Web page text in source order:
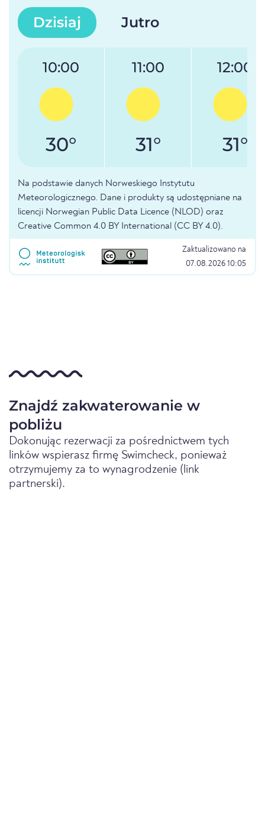
Dzisiaj Jutro
10:00
30°
11:00
31°
12:00
31°
Na podstawie danych Norweskiego Instytutu
Meteorologicznego. Dane i produkty są udostępniane na
licencji Norwegian Public Data Licence (NLOD) oraz
Creative Common 4.0 BY International (CC BY 4.0).
Zaktualizowano na
07.08.2026 10:05
Znajdź zakwaterowanie w
pobliżu
Dokonując rezerwacji za pośrednictwem tych
linków wspierasz firmę Swimcheck, ponieważ
otrzymujemy za to wynagrodzenie (link
partnerski).